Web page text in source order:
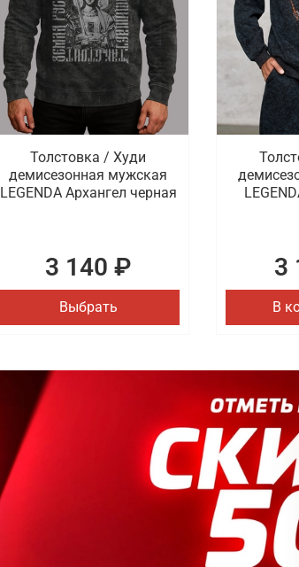
Толстовка / Худи
демисезонная мужская
LEGENDA Архангел черная
3 140 ₽
Выбрать
3
В